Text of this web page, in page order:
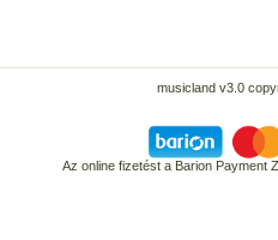
musicland v3.0
Az online fizetést a Barion Payment